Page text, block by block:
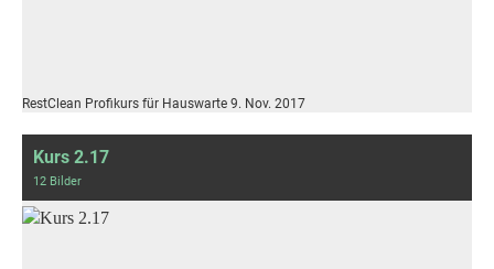
RestClean Profikurs für Hauswarte 9. Nov. 2017
Kurs 2.17
12 Bilder